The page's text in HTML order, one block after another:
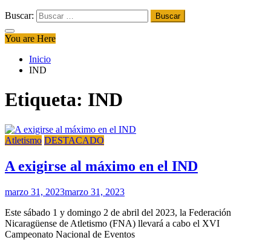
Buscar:
You are Here
Inicio
IND
Etiqueta: IND
Atletismo DESTACADO
A exigirse al máximo en el IND
marzo 31, 2023marzo 31, 2023
Este sábado 1 y domingo 2 de abril del 2023, la Federación
Nicaragüense de Atletismo (FNA) llevará a cabo el XVI
Campeonato Nacional de Eventos